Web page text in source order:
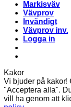
Markisväv
Vävprov
Invändigt
Vävprov inv.
Logga in
Kakor
Vi bjuder på kakor!
"Acceptera alla".
vill ha genom att